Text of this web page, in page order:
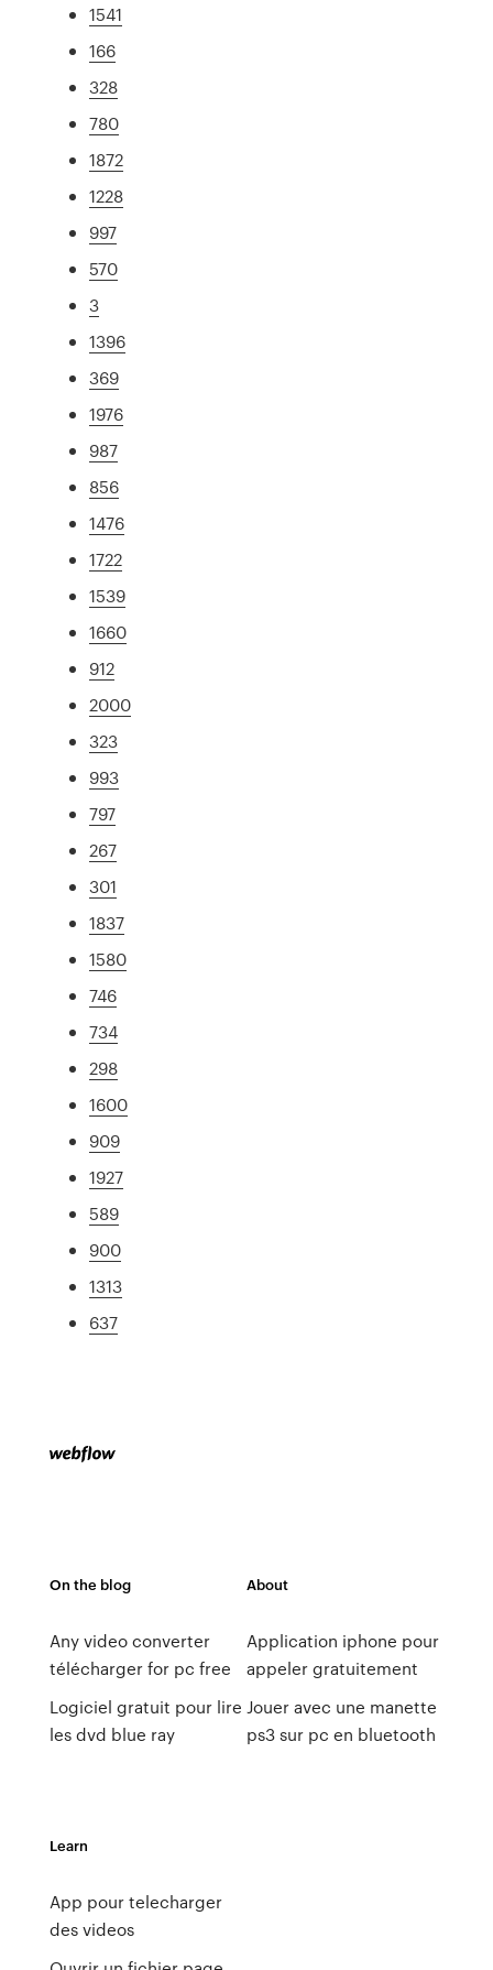
1541
166
328
780
1872
1228
997
570
3
1396
369
1976
987
856
1476
1722
1539
1660
912
2000
323
993
797
267
301
1837
1580
746
734
298
1600
909
1927
589
900
1313
637
On the blog
Any video converter
télécharger for pc free
Logiciel gratuit pour lire
les dvd blue ray
About
Application iphone pour
appeler gratuitement
Jouer avec une manette
ps3 sur pc en bluetooth
Learn
App pour telecharger
des videos